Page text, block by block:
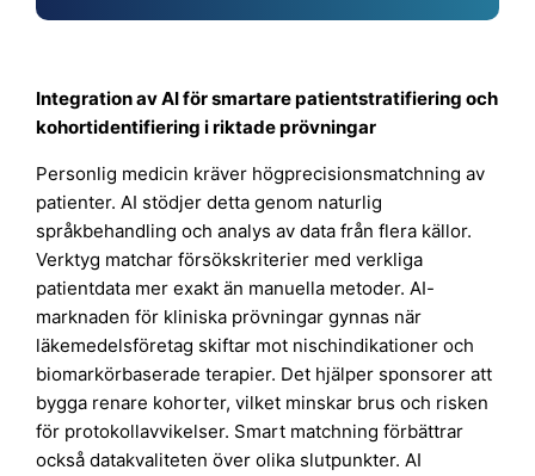
Integration av AI för smartare patientstratifiering och
kohortidentifiering i riktade prövningar
Personlig medicin kräver högprecisionsmatchning av
patienter. AI stödjer detta genom naturlig
språkbehandling och analys av data från flera källor.
Verktyg matchar försökskriterier med verkliga
patientdata mer exakt än manuella metoder. AI-
marknaden för kliniska prövningar gynnas när
läkemedelsföretag skiftar mot nischindikationer och
biomarkörbaserade terapier. Det hjälper sponsorer att
bygga renare kohorter, vilket minskar brus och risken
för protokollavvikelser. Smart matchning förbättrar
också datakvaliteten över olika slutpunkter. AI